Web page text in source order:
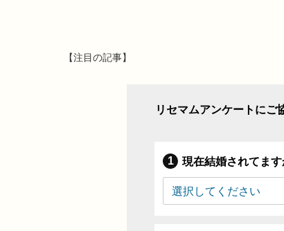
【注目の記事】
リセマムアンケートにご
現在結婚されてます